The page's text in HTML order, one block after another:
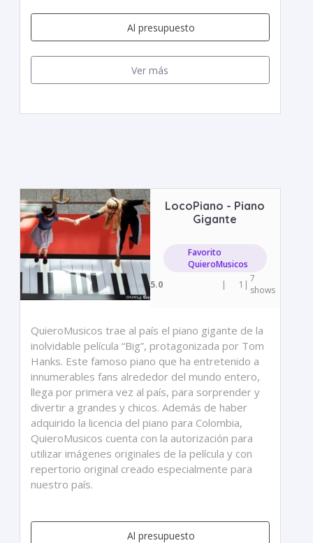
Al presupuesto
Ver más
LocoPiano - Piano
Gigante
Favorito
QuieroMusicos
5.0
| 1 | 7
shows
QuieroMusicos trae al país el piano gigante de la
inolvidable película “Big”, protagonizada por Tom
Hanks. Este famoso piano que ha entretenido a
innumerables fans alrededor del mundo entero,
llega por primera vez al país, para sorprender y
divertir a grandes y chicos. Además de haber
adquirido la licencia del piano para Colombia,
QuieroMusicos cuenta con la autorización para
utilizar imágenes originales de la película y con
repertorio original creado especialmente para
nuestro país.
Al presupuesto